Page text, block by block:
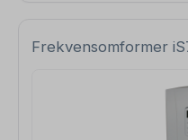
Frekvensomformer